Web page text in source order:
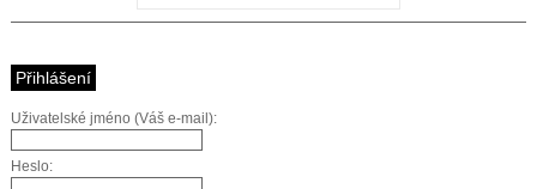
Přihlášení
Uživatelské jméno (Váš e-mail):
Heslo: